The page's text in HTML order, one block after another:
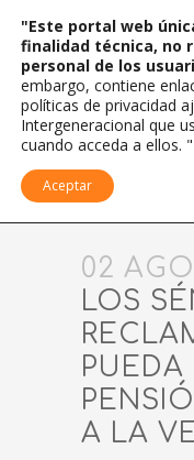
02 AGO
LOS
PUEDA
A LA
"Este portal web
finalidad técnica, no
personal de los
embargo, contiene
políticas de privacidad
Intergeneracional que
cuando acceda a ellos. "
Aceptar